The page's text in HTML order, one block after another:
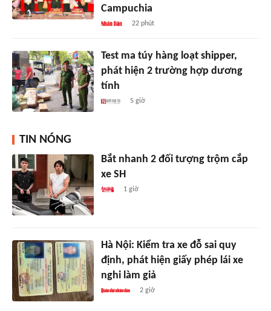
Campuchia
22 phút
Test ma túy hàng loạt shipper,
phát hiện 2 trường hợp dương
tính
5 giờ
TIN NÓNG
Bắt nhanh 2 đối tượng trộm cắp
xe SH
1 giờ
Hà Nội: Kiểm tra xe đỗ sai quy
định, phát hiện giấy phép lái xe
nghi làm giả
2 giờ